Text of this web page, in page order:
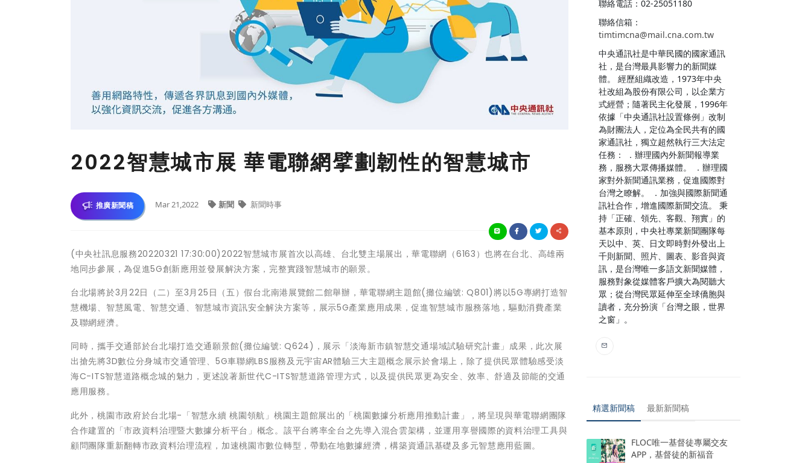
2022智慧城市展 華電聯網擘劃韌性的智慧城市
推廣新聞稿 Mar 21,2022 新聞 新聞時事
(中央社訊息服務20220321 17:30:00)2022智慧城市展首次以高雄、台北雙主場展出，華電聯網（6163）也將在台北、高雄兩
地同步參展，為促進5G創新應用並發展解決方案，完整實踐智慧城市的願景。
台北場將於3月22日（二）至3月25日（五）假台北南港展覽館二館舉辦，華電聯網主題館(攤位編號: Q801)將以5G專網打造智
慧機場、智慧風電、智慧交通、智慧城市資訊安全解決方案等，展示5G產業應用成果，促進智慧城市服務落地，驅動消費產業
及聯網經濟。
同時，攜手交通部於台北場打造交通願景館(攤位編號: Q624)，展示「淡海新市鎮智慧交通場域試驗研究計畫」成果，此次展
出搶先將3D數位分身城市交通管理、5G車聯網LBS服務及元宇宙AR體驗三大主題概念展示於會場上，除了提供民眾體驗感受淡
海C-ITS智慧道路概念城的魅力，更述說著新世代C-ITS智慧道路管理方式，以及提供民眾更為安全、效率、舒適及節能的交通
應用服務。
此外，桃園市政府於台北場-「智慧永續 桃園領航」桃園主題館展出的「桃園數據分析應用推動計畫」，將呈現與華電聯網團隊
合作建置的「市政資料治理暨大數據分析平台」概念。該平台將率全台之先導入混合雲架構，並運用享譽國際的資料治理工具與
顧問團隊重新翻轉市政資料治理流程，加速桃園市數位轉型，帶動在地數據經濟，構築資通訊基礎及多元智慧應用藍圖。
聯絡電話：02-25051180
聯絡信箱：
timtimcna@mail.cna.com.tw
中央通訊社是中華民國的國家通訊
社，是台灣最具影響力的新聞媒
體。 經歷組織改造，1973年中央
社改組為股份有限公司，以企業方
式經營；隨著民主化發展，1996年
依據「中央通訊社設置條例」改制
為財團法人，定位為全民共有的國
家通訊社，獨立超然執行三大法定
任務： ．辦理國內外新聞報導業
務，服務大眾傳播媒體。 ．辦理國
家對外新聞通訊業務，促進國際對
台灣之瞭解。 ．加強與國際新聞通
訊社合作，增進國際新聞交流。 秉
持「正確、領先、客觀、翔實」的
基本原則，中央社專業新聞團隊每
天以中、英、日文即時對外發出上
千則新聞、照片、圖表、影音與資
訊，是台灣唯一多語文新聞媒體，
服務對象從媒體客戶擴大為閱聽大
眾；從台灣民眾延伸至全球僑胞與
讀者，充分扮演「台灣之眼，世界
之窗」。
精選新聞稿 最新新聞稿
FLOC唯一基督徒專屬交友
APP，基督徒的新福音